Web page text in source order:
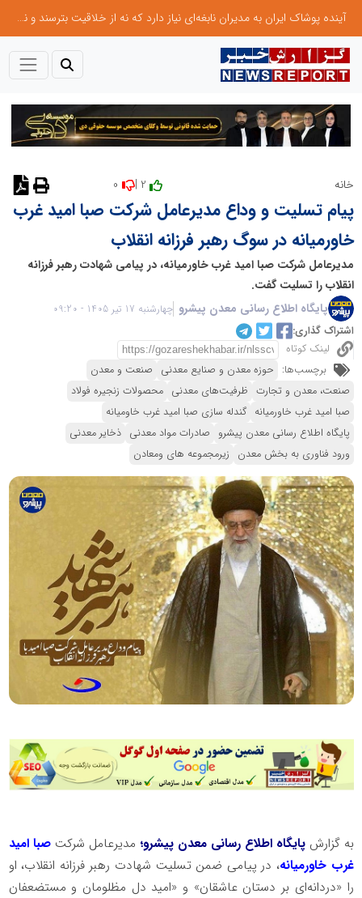
آینده پوشاک ایران به مدیران نابغه‌ای نیاز دارد که نه از خلاقیت بترسند و نه بروکراسی
خانه
پیام تسلیت و وداع مدیرعامل شرکت صبا امید غرب
خاورمیانه در سوگ رهبر فرزانه انقلاب
مدیرعامل شرکت صبا امید غرب خاورمیانه، در پیامی شهادت رهبر فرزانه
انقلاب را تسلیت گفت.
پایگاه اطلاع رسانی معدن پیشرو چهارشنبه 17 تیر 1405 - 09:20
اشتراک گذاری:
لینک کوتاه
برچسب‌ها: حوزه معدن و صنایع معدنی صنعت و معدن
صنعت، معدن و تجارت ظرفیت‌های معدنی محصولات زنجیره فولاد
صبا امید غرب خاورمیانه گندله سازی صبا امید غرب خاومیانه
پایگاه اطلاع رسانی معدن پیشرو صادرات مواد معدنی ذخایر معدنی
ورود فناوری به بخش معدن زیرمجموعه های ومعادن
به گزارش پایگاه اطلاع رسانی معدن پیشرو؛ مدیرعامل شرکت صبا امید
غرب خاورمیانه، در پیامی ضمن تسلیت شهادت رهبر فرزانه انقلاب، او
را «دردانه‌ای بر دستان عاشقان» و «امید دل مظلومان و مستضعفان